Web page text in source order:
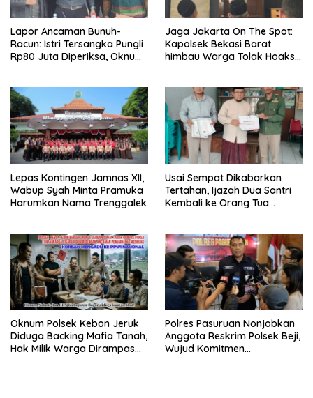
Lapor Ancaman Bunuh-
Racun: Istri Tersangka Pungli
Rp80 Juta Diperiksa, Oknum
Jaga Jakarta On The Spot:
Kapolsek Bekasi Barat
himbau Warga Tolak Hoaks
Lepas Kontingen Jamnas XII,
Wabup Syah Minta Pramuka
Harumkan Nama Trenggalek
Usai Sempat Dikabarkan
Tertahan, Ijazah Dua Santri
Kembali ke Orang Tua
Oknum Polsek Kebon Jeruk
Diduga Backing Mafia Tanah,
Hak Milik Warga Dirampas
Polres Pasuruan Nonjobkan
Anggota Reskrim Polsek Beji,
Wujud Komitmen